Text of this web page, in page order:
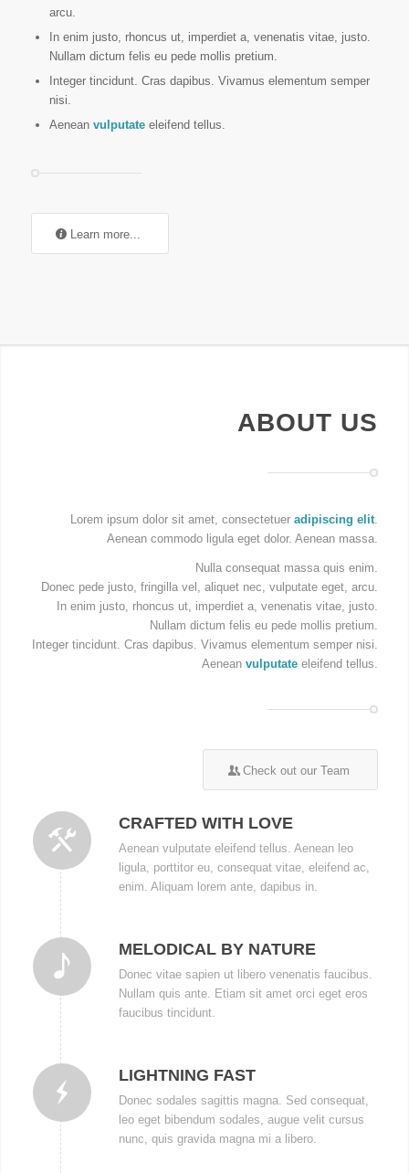
arcu.
In enim justo, rhoncus ut, imperdiet a, venenatis vitae, justo.
Nullam dictum felis eu pede mollis pretium.
Integer tincidunt. Cras dapibus. Vivamus elementum semper
nisi.
Aenean vulputateeleifend tellus.
Learn more...
ABOUT US
Lorem ipsum dolor sit amet, consectetueradipiscing elit
Aenean commodo ligula eget dolor. Aenean massa.
Nulla consequat massa quis enim.
Donec pede justo, fringilla vel, aliquet nec, vulputate eget, arcu.
In enim justo, rhoncus ut, imperdiet a, venenatis vitae, justo.
Nullam dictum felis eu pede mollis pretium.
Integer tincidunt. Cras dapibus. Vivamus elementum semper nisi.
Aeneanvulputate eleifend tellus.
Check out our Team
CRAFTED WITH LOVE
Aenean vulputate eleifend tellus. Aenean leo
ligula, porttitor eu, consequat vitae, eleifend ac,
enim. Aliquam lorem ante, dapibus in.
MELODICAL BY NATURE
Donec vitae sapien ut libero venenatis faucibus.
Nullam quis ante. Etiam sit amet orci eget eros
faucibus tincidunt.
LIGHTNING FAST
Donec sodales sagittis magna. Sed consequat,
leo eget bibendum sodales, augue velit cursus
nunc, quis gravida magna mi a libero.